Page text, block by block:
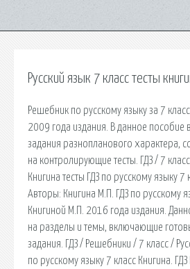
Русский язык 7 класс тесты
Решебник по русскому языку за 7
2009 года издания. В данное пособие
задания разнопланового характера,
на контролирующие тесты. ГДЗ / 7
Книгина тесты ГДЗ по русскому языку 7
Авторы: Книгина М.П. ГДЗ по русскому
Книгиной М.П. 2016 года издания.
на разделы и темы, включающие
задания. ГДЗ / Решебники / 7 класс /
по русскому языку 7 класс Книгина. ГДЗ